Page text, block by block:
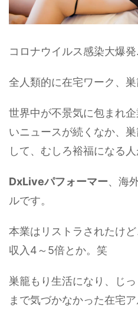
コロナウイルス感染大爆
全人類的に在宅ワーク、巣
世界中が不景気に包まれ
いニュースが続くなか、
して、むしろ裕福になる人
DxLiveパフォーマー、海
ルです。
本業はリストラされたけ
収入4～5倍とか。笑
巣籠もり生活になり、じ
まで気づかなかった在宅